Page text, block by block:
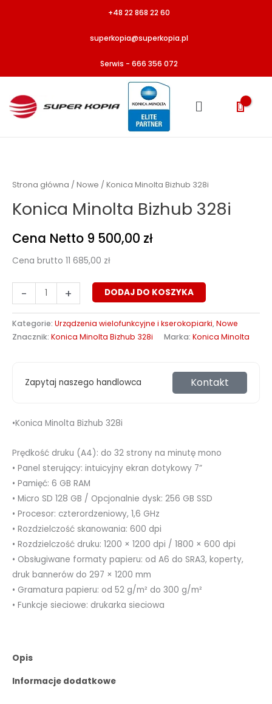
+48 22 868 22 60
superkopia@superkopia.pl
Serwis - 666 356 072
Menu
Strona główna / Nowe / Konica Minolta Bizhub 328i
Konica Minolta Bizhub 328i
Cena Netto 9 500,00 zł
Cena brutto 11 685,00 zł
-
Minolta
328i
+ DODAJ DO KOSZYKA
Kategorie: Urządzenia wielofunkcyjne i kserokopiarki,Nowe
Znacznik: Konica Minolta Bizhub 328i Marka: Konica Minolta
Zapytaj naszego handlowca Kontakt
•Konica Minolta Bizhub 328i
Prędkość druku (A4): do 32 strony na minutę mono
• Panel sterujący: intuicyjny ekran dotykowy 7”
• Pamięć: 6 GB RAM
• Micro SD 128 GB / Opcjonalnie dysk: 256 GB SSD
• Procesor: czterordzeniowy, 1,6 GHz
• Rozdzielczość skanowania: 600 dpi
• Rozdzielczość druku: 1200 × 1200 dpi / 1800 × 600 dpi
• Obsługiwane formaty papieru: od A6 do SRA3, koperty,
druk bannerów do 297 × 1200 mm
• Gramatura papieru: od 52 g/m² do 300 g/m²
• Funkcje sieciowe: drukarka sieciowa
Opis
Informacje dodatkowe